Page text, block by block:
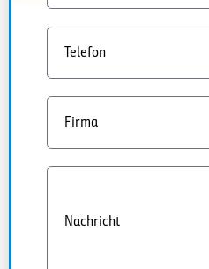
Telefon
Firma
Nachricht